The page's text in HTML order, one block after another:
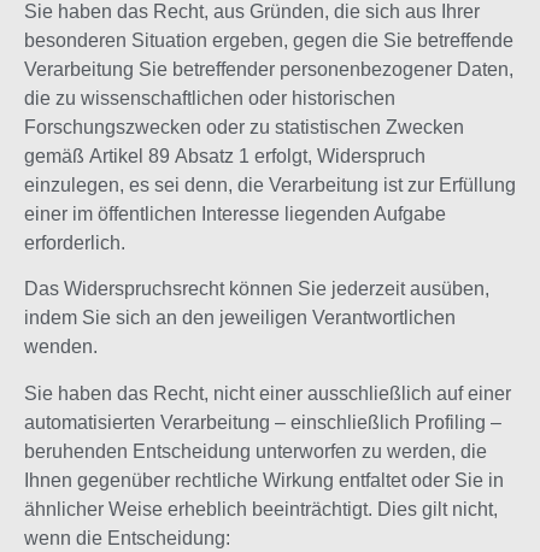
Sie haben das Recht, aus Gründen, die sich aus Ihrer
besonderen Situation ergeben, gegen die Sie betreffende
Verarbeitung Sie betreffender personenbezogener Daten,
die zu wissenschaftlichen oder historischen
Forschungszwecken oder zu statistischen Zwecken
gemäß Artikel 89 Absatz 1 erfolgt, Widerspruch
einzulegen, es sei denn, die Verarbeitung ist zur Erfüllung
einer im öffentlichen Interesse liegenden Aufgabe
erforderlich.
Das Widerspruchsrecht können Sie jederzeit ausüben,
indem Sie sich an den jeweiligen Verantwortlichen
wenden.
Sie haben das Recht, nicht einer ausschließlich auf einer
automatisierten Verarbeitung – einschließlich Profiling –
beruhenden Entscheidung unterworfen zu werden, die
Ihnen gegenüber rechtliche Wirkung entfaltet oder Sie in
ähnlicher Weise erheblich beeinträchtigt. Dies gilt nicht,
wenn die Entscheidung: